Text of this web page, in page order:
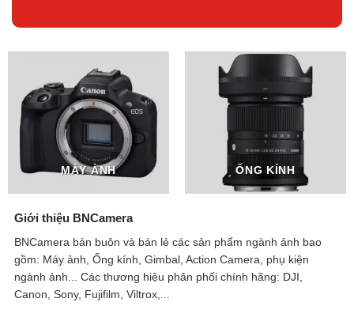
MÁY ẢNH ỐNG KÍNH
Giới thiệu BNCamera
BNCamera bán buôn và bán lẻ các sản phẩm ngành ảnh bao
gồm: Máy ảnh, Ống kính, Gimbal, Action Camera, phụ kiện
ngành ảnh...
Các thương hiệu phân phối chính hãng: DJI,
Canon, Sony, Fujifilm, Viltrox,...